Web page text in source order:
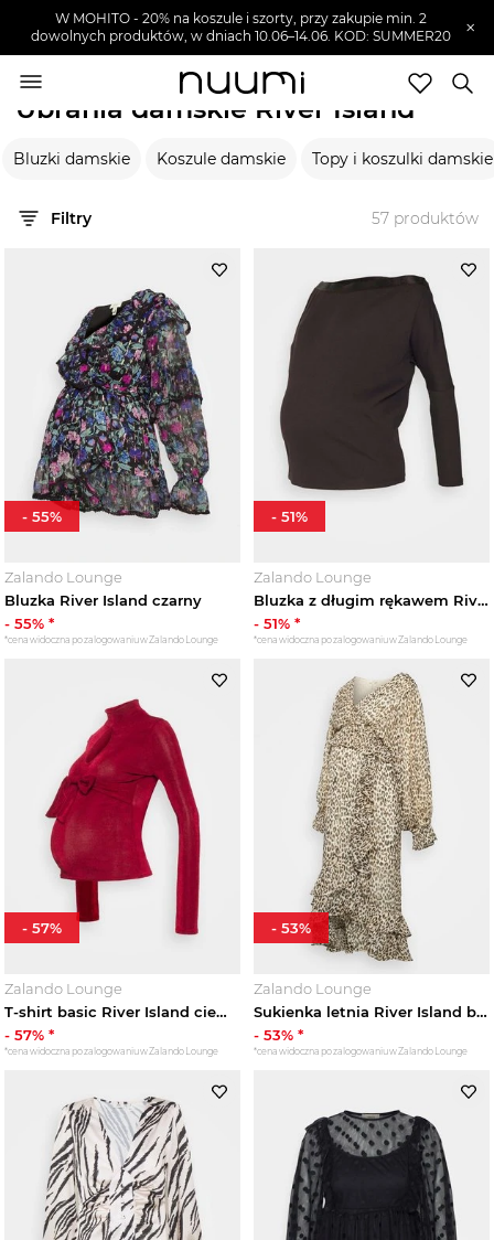
W MOHITO - 20% na koszule i szorty, przy zakupie min. 2
dowolnych produktów, w dniach 10.06–14.06. KOD: SUMMER20
×
Ubrania damskie River Island
Bluzki damskie Koszule damskie Topy i koszulki damskie
Filtry 57 produktów
Zalando Lounge
Bluzka River Island czarny
- 55% *
*cena widoczna po zalogowaniu w Zalando Lounge
- 55%
Zalando Lounge
Bluzka z długim rękawem River Island brązowy
- 51% *
*cena widoczna po zalogowaniu w Zalando Lounge
- 51%
Zalando Lounge
T-shirt basic River Island ciemnoczerwony
- 57% *
*cena widoczna po zalogowaniu w Zalando Lounge
- 57%
Zalando Lounge
Sukienka letnia River Island beżowy
- 53% *
*cena widoczna po zalogowaniu w Zalando Lounge
- 53%